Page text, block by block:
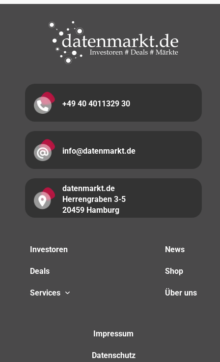
+49 40 4011329 30
info@datenmarkt.de
datenmarkt.de
Herrengraben 3-5
20459 Hamburg
Investoren
Deals
Services
News
Shop
Über uns
Impressum
Datenschutz